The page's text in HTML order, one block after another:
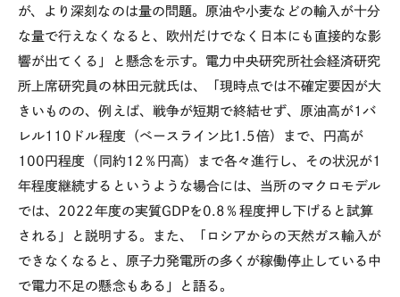
が、より深刻なのは量の問題。原油や小麦などの輸入が十分
な量で行えなくなると、欧州だけでなく日本にも直接的な影
響が出てくる」と懸念を示す。電力中央研究所社会経済研究
所上席研究員の林田元就氏は、「現時点では不確定要因が大
きいものの、例えば、戦争が短期で終結せず、原油高が1 バ
レル110 ドル程度（ベースライン比1.5倍）まで、円高が
100円程度（同約 12 ％円高）まで各々進行し、その状況が1
年程度継続するというような場合には、当所のマクロモデル
では、 2022 年度の実質GDPを0.8 ％程度押し下げると試算
される」と説明する。また、「ロシアからの天然ガス輸入が
できなくなると、原子力発電所の多くが稼働停止している中
で電力不足の懸念もある」と語る。